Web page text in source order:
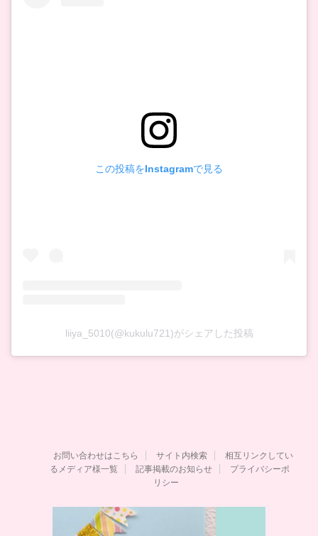
この投稿をInstagramで見る
liiya_5010(@kukulu721)がシェアした投稿
お問い合わせはこちら サイト内検索
相互リンクしてい
るメディア様一覧
記事掲載のお知らせ
プライバシーポ
リシー